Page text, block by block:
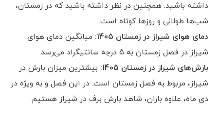
داشته باشید. همچنین در نظر داشته باشید که در زمستان،
شب‌ها طولانی و روزها کوتاه است.
دمای هوای شیراز در زمستان 1405:
میانگین دمای هوای
شیراز در فصل زمستان به 5 درجه سانتیگراد می‌رسد.
بارش‌های شیراز در زمستان 1405:
بیشترین میزان بارش در
شیراز، مربوط به فصل زمستان است. در این فصل و به ویژه در
دی ماه، علاوه باران، شاهد بارش برف در شیراز هستیم.